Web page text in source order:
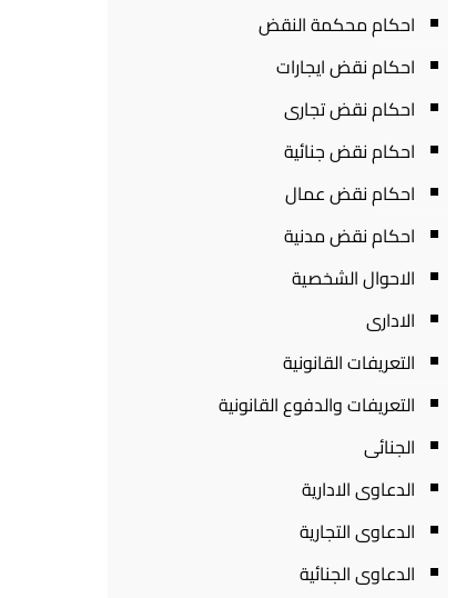
احكام محكمة النقض
احكام نقض ايجارات
احكام نقض تجارى
احكام نقض جنائية
احكام نقض عمال
احكام نقض مدنية
الاحوال الشخصية
الادارى
التعريفات القانونية
التعريفات والدفوع القانونية
الجنائى
الدعاوى الادارية
الدعاوى التجارية
الدعاوى الجنائية